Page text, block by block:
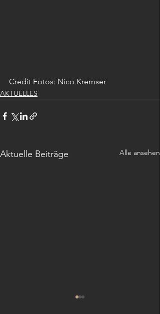
Credit Fotos: Nico Kremser
AKTUELLES
Aktuelle Beiträge Alle ansehen